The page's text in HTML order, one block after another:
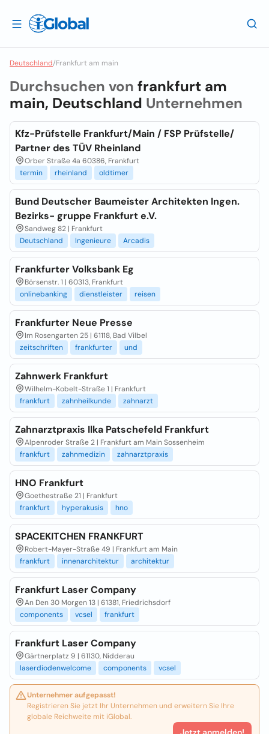
Deutschland/Frankfurt am main
Durchsuchen von frankfurt am
main, Deutschland Unternehmen
Kfz-Prüfstelle Frankfurt/Main / FSP Prüfstelle/
Partner des TÜV Rheinland
Orber Straße 4a 60386, Frankfurt
termin
rheinland oldtimer
Bund Deutscher Baumeister Architekten Ingen.
Bezirks- gruppe Frankfurt e.V.
Sandweg 82 | Frankfurt
Deutschland
Ingenieure Arcadis
Frankfurter Volksbank Eg
Börsenstr. 1 | 60313, Frankfurt
onlinebanking
dienstleister reisen
Frankfurter Neue Presse
Im Rosengarten 25 | 61118, Bad Vilbel
zeitschriften
frankfurter und
Zahnwerk Frankfurt
Wilhelm-Kobelt-Straße 1 | Frankfurt
frankfurt
zahnheilkunde zahnarzt
Zahnarztpraxis Ilka Patschefeld Frankfurt
Alpenroder Straße 2 | Frankfurt am Main Sossenheim
frankfurt
zahnmedizin zahnarztpraxis
HNO Frankfurt
Goethestraße 21 | Frankfurt
frankfurt
hyperakusis hno
SPACEKITCHEN FRANKFURT
Robert-Mayer-Straße 49 | Frankfurt am Main
frankfurt
innenarchitektur architektur
Frankfurt Laser Company
An Den 30 Morgen 13 | 61381, Friedrichsdorf
components
vcsel frankfurt
Frankfurt Laser Company
Gärtnerplatz 9 | 61130, Nidderau
laserdiodenwelcome
components vcsel
Unternehmer aufgepasst!
Registrieren Sie jetzt Ihr Unternehmen und erweitern Sie Ihre
globale Reichweite mit iGlobal.